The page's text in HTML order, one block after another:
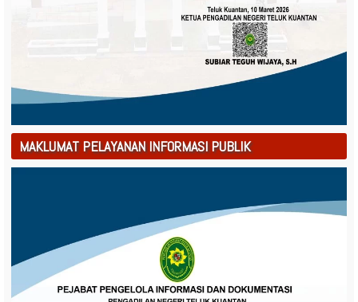
MAKLUMAT PELAYANAN INFORMASI PUBLIK